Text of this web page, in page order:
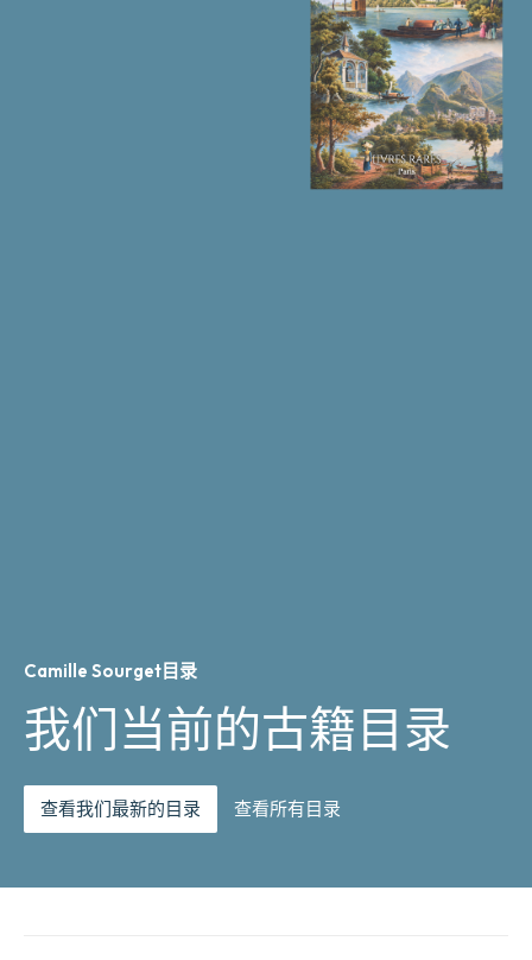
Camille Sourget目录
我们当前的古籍目录
查看我们最新的目录 查看所有目录